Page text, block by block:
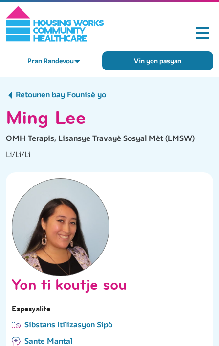
Pran Randevou Vin yon pasyan
Retounen bay Founisè yo
Ming Lee
OMH Terapis, Lisansye Travayè Sosyal Mèt (LMSW)
Li/Li/Li
Yon ti koutje sou
Espesyalite
Sibstans Itilizasyon Sipò
Sante Mantal